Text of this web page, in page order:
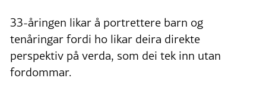
33-åringen likar å portrettere barn og
tenåringar fordi ho likar deira direkte
perspektiv på verda, som dei tek inn utan
fordommar.